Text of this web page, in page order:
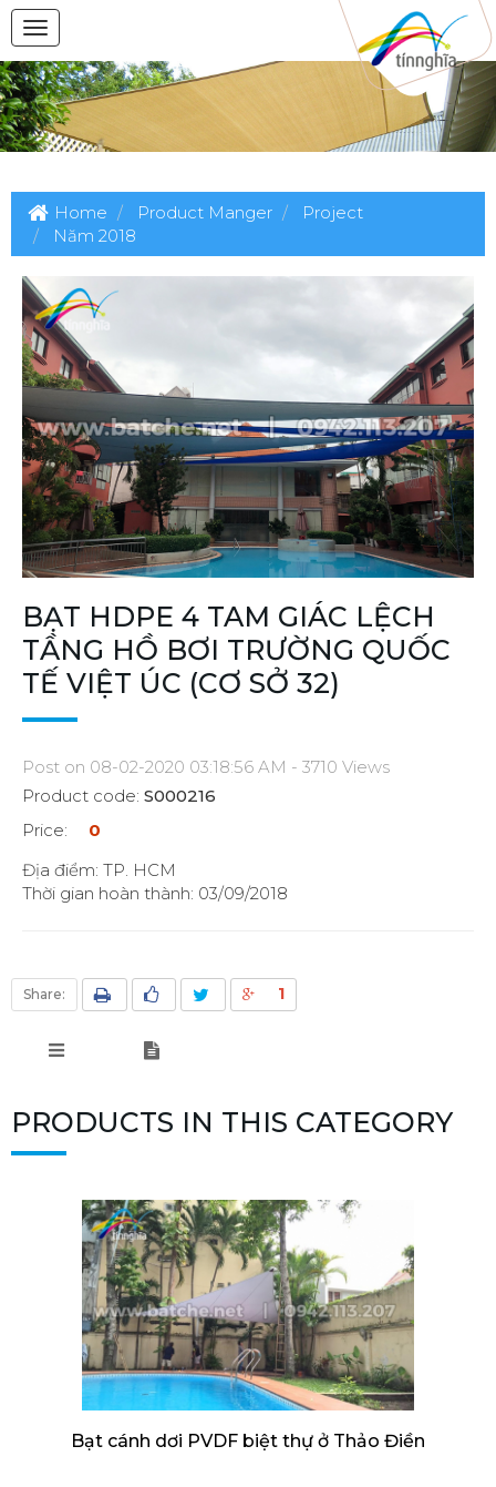
Home Product Manger
Project
Năm 2018
BẠT HDPE 4 TAM GIÁC LỆCH
TẦNG HỒ BƠI TRƯỜNG QUỐC
TẾ VIỆT ÚC (CƠ SỞ 32)
Post on 08-02-2020 03:18:56 AM - 3710 Views
Product code: S000216
Price:
0
Địa điểm: TP. HCM
Thời gian hoàn thành: 03/09/2018
Share: 1
PRODUCTS IN THIS CATEGORY
Bạt cánh dơi PVDF biệt thự ở Thảo Điền